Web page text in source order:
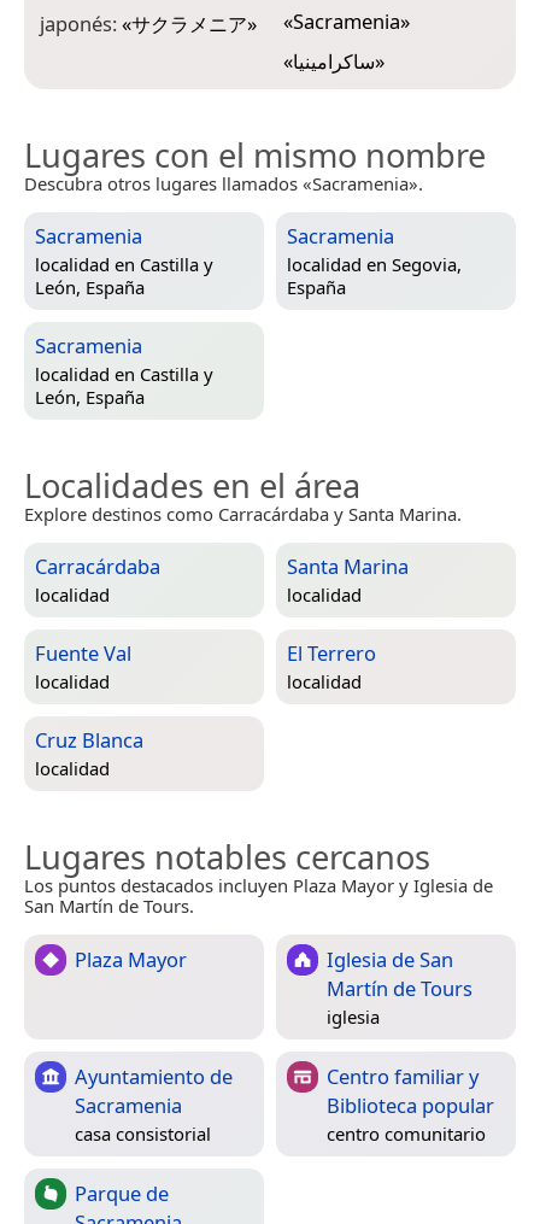
japonés:«サクラメニア»
«Sacramenia»
«ساكرامينيا»
Lugares con el mismo nombre
Descubra otros lugares llamados «Sacramenia».
Sacramenia
localidad en Castilla y
León, España
Sacramenia
localidad en Segovia,
España
Sacramenia
localidad en Castilla y
León, España
Localidades en el área
Explore destinos como Carracárdaba y Santa Marina.
Carracárdaba
localidad
Santa Marina
localidad
Fuente Val
localidad
El Terrero
localidad
Cruz Blanca
localidad
Lugares notables cercanos
Los puntos destacados incluyen Plaza Mayor y Iglesia de
San Martín de Tours.
Plaza Mayor
Iglesia de San
Martín de Tours
iglesia
Ayuntamiento de
Sacramenia
casa consistorial
Centro familiar y
Biblioteca popular
centro comunitario
Parque de